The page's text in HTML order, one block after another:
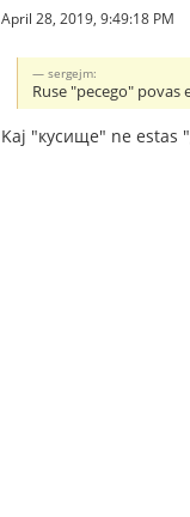
April 28, 2019, 9:49:18 PM
sergejm:
Ruse "pecego"
Kaj "кусище" ne estas